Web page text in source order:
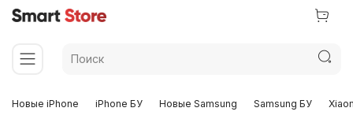
Новые iPhone iPhone БУ Новые Samsung Samsung БУ